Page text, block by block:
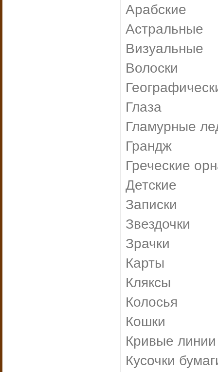
Арабские
Астральные
Визуальные
Волоски
Глаза
Гламурные
Грандж
Греческие
Детские
Записки
Звездочки
Зрачки
Карты
Кляксы
Колосья
Кошки
Кривые линии
Кусочки